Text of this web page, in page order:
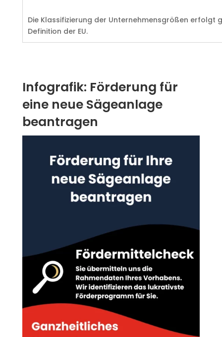
Die Klassifizierung der Unternehmensgrößen erfolgt
Definition der EU.
Infografik: Förderung für
eine neue Sägeanlage
beantragen